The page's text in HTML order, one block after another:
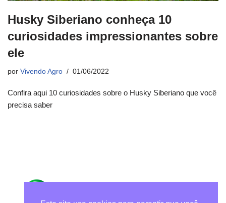
Husky Siberiano conheça 10
curiosidades impressionantes sobre
ele
por Vivendo Agro 01/06/2022
Confira aqui 10 curiosidades sobre o Husky Siberiano que você
precisa saber